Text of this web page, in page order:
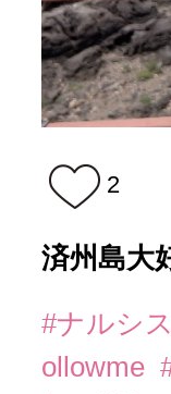
2
済州島大
#ナルシス
ollowme